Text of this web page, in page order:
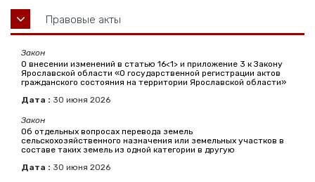
Правовые акты
Закон
О внесении изменений в статью 16<1> и приложение 3 к Закону
Ярославской области «О государственной регистрации актов
гражданского состояния на территории Ярославской области»
Дата : 30 июня 2026
Закон
Об отдельных вопросах перевода земель
сельскохозяйственного назначения или земельных участков в
составе таких земель из одной категории в другую
Дата : 30 июня 2026